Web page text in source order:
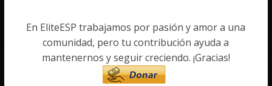
En EliteESP trabajamos por pasión y amor a una
comunidad, pero tu contribución ayuda a
mantenernos y seguir creciendo. ¡Gracias!